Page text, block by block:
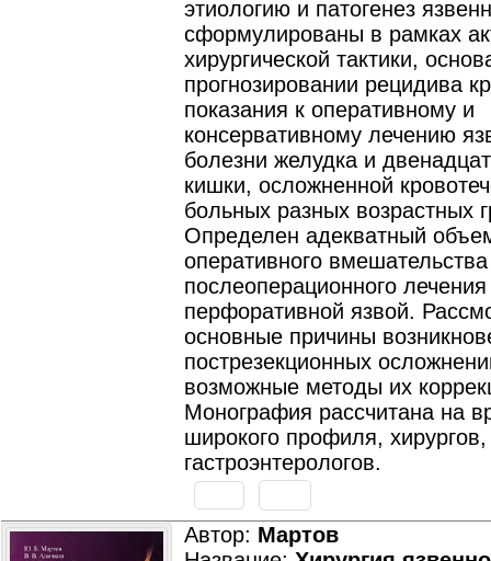
этиологию и патогенез
сформулированы в рамках
хирургической тактики,
прогнозировании рецидива
показания к оперативному и
консервативному лечению
болезни желудка и
кишки, осложненной
больных разных возрастных
Определен адекватный
оперативного вмешательства
послеоперационного
перфоративной язвой.
основные причины
пострезекционных
возможные методы их
Монография рассчитана на
широкого профиля, хирургов,
гастроэнтерологов.
Автор: Мартов